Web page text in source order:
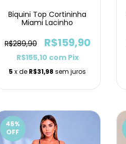
Biquini Top Cortininha
Miami Lacinho
R$289,90 R$159,90
R$155,10 com Pix
5 x de R$31,98 sem juros
45%
OFF